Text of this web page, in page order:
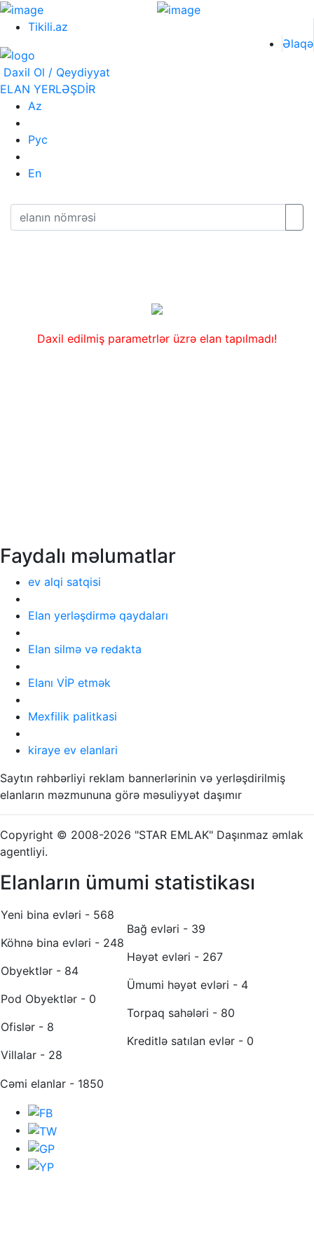
Tikili.az
Əlaqə
Daxil Ol / Qeydiyyat
ELAN YERLƏŞDİR
Az
Рус
En
Daxil edilmiş parametrlər üzrə elan tapılmadı!
Faydalı məlumatlar
ev alqi satqisi
Elan yerləşdirmə qaydaları
Elan silmə və redakta
Elanı VİP etmək
Mexfilik palitkasi
kiraye ev elanlari
Saytın rəhbərliyi reklam bannerlərinin və yerləşdirilmiş
elanların məzmununa görə məsuliyyət daşımır
Copyright © 2008-2026 "STAR EMLAK" Daşınmaz əmlak
agentliyi.
Elanların ümumi statistikası
Yeni bina evləri - 568
Köhnə bina evləri - 248
Obyektlər - 84
Pod Obyektlər - 0
Ofislər - 8
Villalar - 28
Bağ evləri - 39
Həyət evləri - 267
Ümumi həyət evləri - 4
Torpaq sahələri - 80
Kreditlə satılan evlər - 0
Cəmi elanlar - 1850